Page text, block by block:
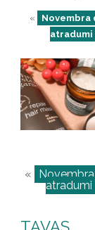
«
Novembra
atradumi
«
atradumi